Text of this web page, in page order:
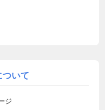
ついて
ジ